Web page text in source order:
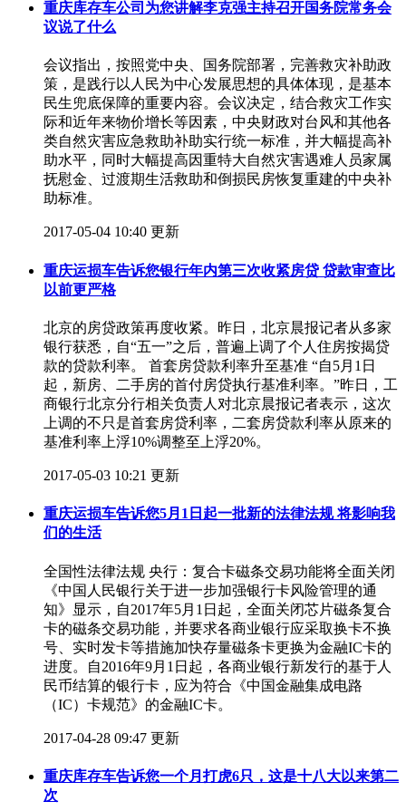
重庆库存车公司为您讲解李克强主持召开国务院常务会
议说了什么
​会议指出，按照党中央、国务院部署，完善救灾补助政
策，是践行以人民为中心发展思想的具体体现，是基本
民生兜底保障的重要内容。会议决定，结合救灾工作实
际和近年来物价增长等因素，中央财政对台风和其他各
类自然灾害应急救助补助实行统一标准，并大幅提高补
助水平，同时大幅提高因重特大自然灾害遇难人员家属
抚慰金、过渡期生活救助和倒损民房恢复重建的中央补
助标准。
2017-05-04 10:40 更新
重庆运损车告诉您银行年内第三次收紧房贷 贷款审查比
以前更严格
​北京的房贷政策再度收紧。昨日，北京晨报记者从多家
银行获悉，自“五一”之后，普遍上调了个人住房按揭贷
款的贷款利率。 首套房贷款利率升至基准 “自5月1日
起，新房、二手房的首付房贷执行基准利率。”昨日，工
商银行北京分行相关负责人对北京晨报记者表示，这次
上调的不只是首套房贷利率，二套房贷款利率从原来的
基准利率上浮10%调整至上浮20%。
2017-05-03 10:21 更新
重庆运损车告诉您5月1日起一批新的法律法规 将影响我
们的生活
​全国性法律法规 央行：复合卡磁条交易功能将全面关闭
《中国人民银行关于进一步加强银行卡风险管理的通
知》显示，自2017年5月1日起，全面关闭芯片磁条复合
卡的磁条交易功能，并要求各商业银行应采取换卡不换
号、实时发卡等措施加快存量磁条卡更换为金融IC卡的
进度。自2016年9月1日起，各商业银行新发行的基于人
民币结算的银行卡，应为符合《中国金融集成电路
（IC）卡规范》的金融IC卡。
2017-04-28 09:47 更新
重庆库存车告诉您一个月打虎6只，这是十八大以来第二
次